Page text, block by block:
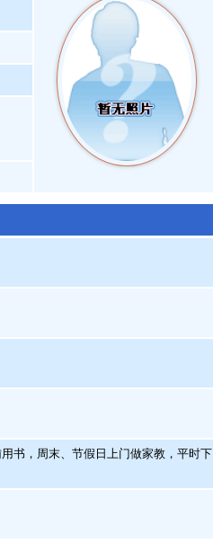
书，周末、节假日上门做家教，平时下